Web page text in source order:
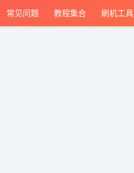
常见问题 教程集合 刷机工具